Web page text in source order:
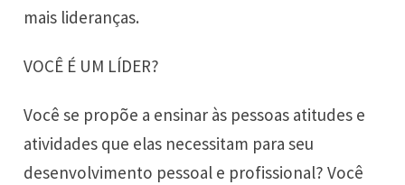
mais lideranças.
VOCÊ É UM LÍDER?
Você se propõe a ensinar às pessoas atitudes e
atividades que elas necessitam para seu
desenvolvimento pessoal e profissional? Você